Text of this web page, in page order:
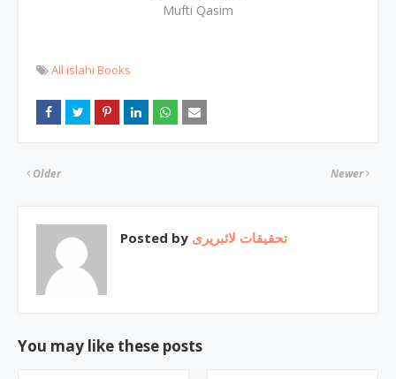
Mufti Qasim
All islahi Books
Newer
Older
Posted by تحقیقات لائبریری
You may like these posts